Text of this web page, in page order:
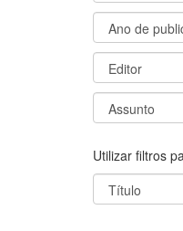
Utilizar filtros